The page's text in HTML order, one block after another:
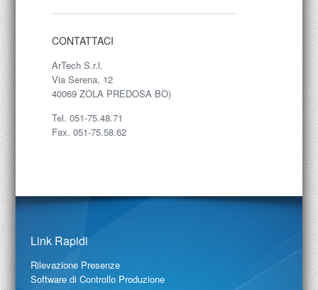
CONTATTACI
ArTech S.r.l.
Via Serena, 12
40069 ZOLA PREDOSA BO)
Tel. 051-75.48.71
Fax. 051-75.58.62
Link Rapidi
Rilevazione Presenze
Software di Controllo Produzione